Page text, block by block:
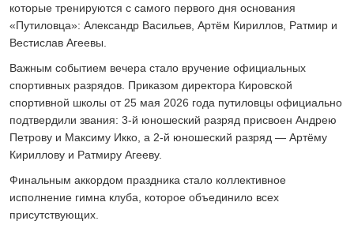
которые тренируются с самого первого дня основания
«Путиловца»: Александр Васильев, Артём Кириллов, Ратмир и
Вестислав Агеевы.
Важным событием вечера стало вручение официальных
спортивных разрядов. Приказом директора Кировской
спортивной школы от 25 мая 2026 года путиловцы официально
подтвердили звания: 3-й юношеский разряд присвоен Андрею
Петрову и Максиму Икко, а 2-й юношеский разряд — Артёму
Кириллову и Ратмиру Агееву.
Финальным аккордом праздника стало коллективное
исполнение гимна клуба, которое объединило всех
присутствующих.